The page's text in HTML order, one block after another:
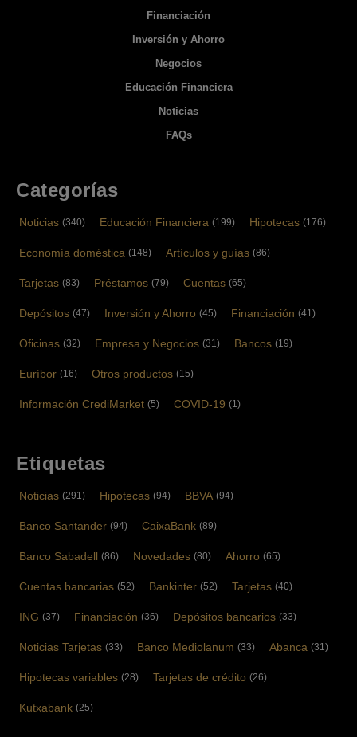
Financiación
Inversión y Ahorro
Negocios
Educación Financiera
Noticias
FAQs
Categorías
Noticias (340) Educación Financiera (199) Hipotecas (176)
Economía doméstica (148) Artículos y guías (86)
Tarjetas (83) Préstamos (79) Cuentas (65)
Depósitos (47) Inversión y Ahorro (45) Financiación (41)
Oficinas (32) Empresa y Negocios (31) Bancos (19)
Euríbor (16) Otros productos (15)
Información CrediMarket (5) COVID-19 (1)
Etiquetas
Noticias (291) Hipotecas (94) BBVA (94)
Banco Santander (94) CaixaBank (89)
Banco Sabadell (86) Novedades (80) Ahorro (65)
Cuentas bancarias (52) Bankinter (52) Tarjetas (40)
ING (37) Financiación (36) Depósitos bancarios (33)
Noticias Tarjetas (33) Banco Mediolanum (33) Abanca (31)
Hipotecas variables (28) Tarjetas de crédito (26)
Kutxabank (25)